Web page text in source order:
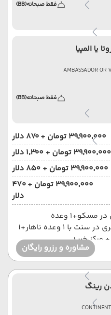
فقط صبحانه(BB)
یا المپیا
AMBASSADOR OR
فقط صبحانه(BB)
۳۹٬۹۰۰٬۰۰۰ تومان + ۸۷۰ دلار
۳۹٬۹۰۰٬۰۰۰ تومان + ۱٬۳۰۰ دلار
۳۹٬۹۰۰٬۰۰۰ تومان + ۸۵۰ دلار
۳۹٬۹۰۰٬۰۰۰ تومان + ۴۷۰
دلار
توضیحات: 1 روز گشت شهری در مسکو+1 وعده
ناهار+مرکز خرید 1 گشت شهری در سنت با 1 وعده ناهار+1
مشاوره و رزرو رایگان
رینگ